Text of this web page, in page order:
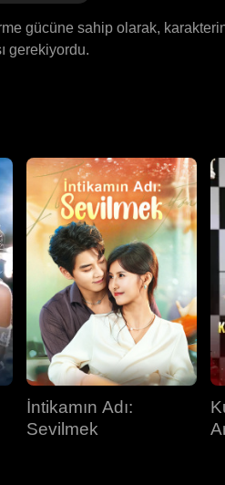
gücüne sahip olarak,
gerekiyordu.
İntikamın Adı:
Sevilmek